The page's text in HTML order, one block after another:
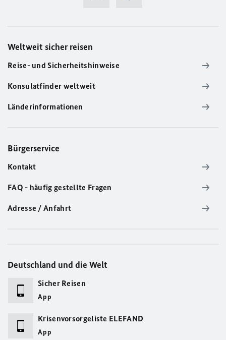
Weltweit sicher reisen
Reise- und Sicherheitshinweise
Konsulatfinder weltweit
Länderinformationen
Bürgerservice
Kontakt
FAQ - häufig gestellte Fragen
Adresse / Anfahrt
Deutschland und die Welt
Sicher Reisen
App
Krisenvorsorgeliste ELEFAND
App